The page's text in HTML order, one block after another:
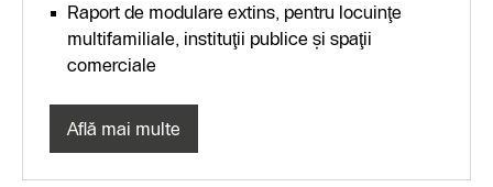
Raport de modulare extins, pentru locuinţe
multifamiliale, instituţii publice şi spaţii
comerciale
Află mai multe